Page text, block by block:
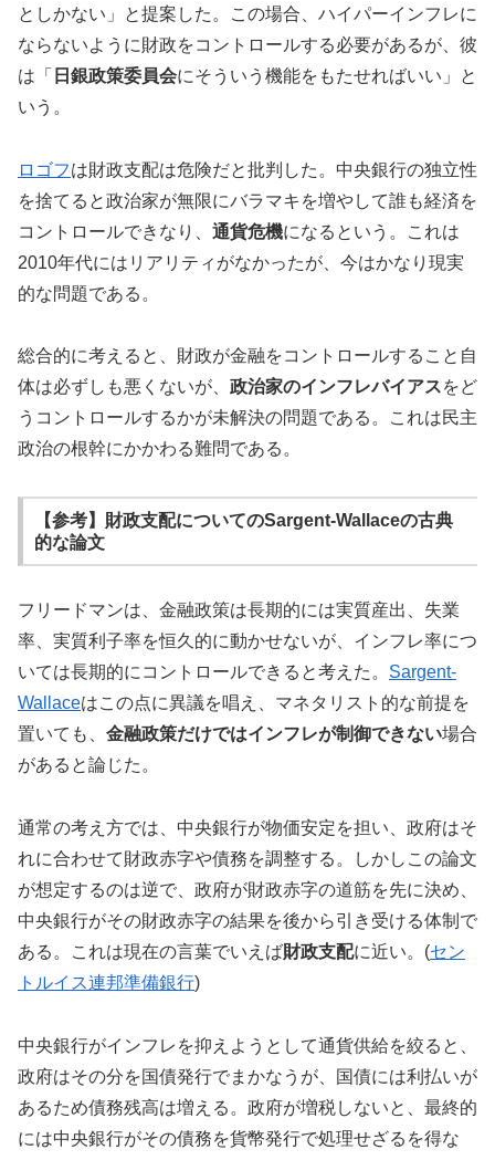
としかない」と提案した。この場合、ハイパーインフレに
ならないように財政をコントロールする必要があるが、彼
は「 日銀政策委員会にそういう機能をもたせればいい」と
いう。
ロゴフは財政支配は危険だと批判した。中央銀行の独立性
を捨てると政治家が無限にバラマキを増やして誰も経済を
コントロールできなり、 通貨危機になるという。これは
2010年代にはリアリティがなかったが、今はかなり現実
的な問題である。
総合的に考えると、財政が金融をコントロールすること自
体は必ずしも悪くないが、 政治家のインフレバイアスをど
うコントロールするかが未解決の問題である。これは民主
政治の根幹にかかわる難問である。
【参考】財政支配についてのSargent-Wallaceの古典
的な論文
フリードマンは、金融政策は長期的には実質産出、失業
率、実質利子率を恒久的に動かせないが、インフレ率につ
いては長期的にコントロールできると考えた。 Sargent-
Wallaceはこの点に異議を唱え、マネタリスト的な前提を
置いても、 金融政策だけではインフレが制御できない場合
があると論じた。
通常の考え方では、中央銀行が物価安定を担い、政府はそ
れに合わせて財政赤字や債務を調整する。しかしこの論文
が想定するのは逆で、政府が財政赤字の道筋を先に決め、
中央銀行がその財政赤字の結果を後から引き受ける体制で
ある。これは現在の言葉でいえば財政支配に近い。(セン
トルイス連邦準備銀行)
中央銀行がインフレを抑えようとして通貨供給を絞ると、
政府はその分を国債発行でまかなうが、国債には利払いが
あるため債務残高は増える。政府が増税しないと、最終的
には中央銀行がその債務を貨幣発行で処理せざるを得な